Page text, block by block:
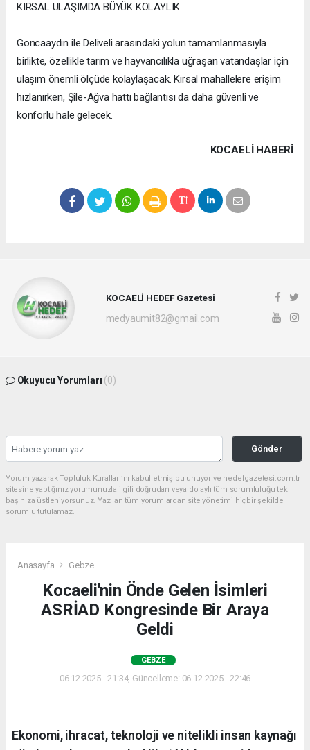
KIRSAL ULAŞIMDA BÜYÜK KOLAYLIK
Goncaaydın ile Deliveli arasındaki yolun tamamlanmasıyla
birlikte, özellikle tarım ve hayvancılıkla uğraşan vatandaşlar için
ulaşım önemli ölçüde kolaylaşacak. Kırsal mahallelere erişim
hızlanırken, Şile-Ağva hattı bağlantısı da daha güvenli ve
konforlu hale gelecek.
KOCAELI HABERİ
KOCAELİ HEDEF Gazetesi
medyaumit82@gmail.com
Okuyucu Yorumları (0)
Gönder
Yorum yazarak Topluluk Kuralları’nı kabul etmiş bulunuyor ve hedefgazetesi.com.tr
sitesine yaptığınız yorumunuzla ilgili doğrudan veya dolaylı tüm sorumluluğu tek
başınıza üstleniyorsunuz. Yazılan tüm yorumlardan site yönetimi hiçbir şekilde
sorumlu tutulamaz.
Anasayfa Gebze
Kocaeli'nin Önde Gelen İsimleri
ASRİAD Kongresinde Bir Araya
Geldi
GEBZE
06.12.2025 - 21:34, Güncelleme: 06.12.2025 - 22:46
Ekonomi, ihracat, teknoloji ve nitelikli insan kaynağı